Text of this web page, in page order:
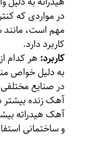
در مواردی که
مهم است،
کاربرد دارد.
کاربرد: هر کدام
به دلیل خواص
در صنایع مختلفی
آهک زنده
آهک هیدراته
و ساختمانی